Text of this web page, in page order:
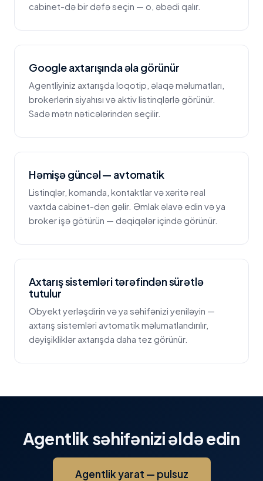
cabinet-də bir dəfə seçin — o, əbədi qalır.
Google axtarışında əla görünür
Agentliyiniz axtarışda loqotip, əlaqə məlumatları,
brokerlərin siyahısı və aktiv listinqlərlə görünür.
Sadə mətn nəticələrindən seçilir.
Həmişə güncəl — avtomatik
Listinqlər, komanda, kontaktlar və xəritə real
vaxtda cabinet-dən gəlir. Əmlak əlavə edin və ya
broker işə götürün — dəqiqələr içində görünür.
Axtarış sistemləri tərəfindən sürətlə
tutulur
Obyekt yerləşdirin və ya səhifənizi yeniləyin —
axtarış sistemləri avtomatik məlumatlandırılır,
dəyişikliklər axtarışda daha tez görünür.
Agentlik səhifənizi əldə edin
Agentlik yarat — pulsuz